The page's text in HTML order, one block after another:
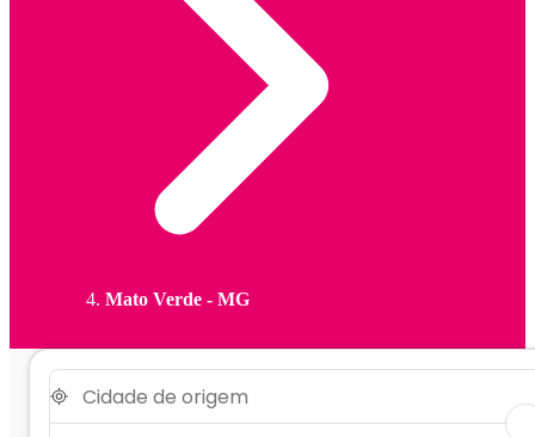
Mato Verde - MG